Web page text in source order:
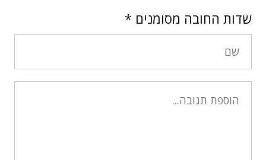
שדות החובה מסומנים *